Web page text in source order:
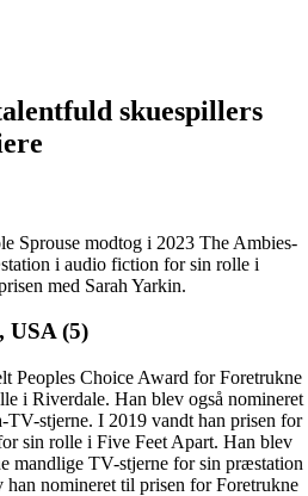
skuespillers
Sprouse modtog i 2023 The Ambies-
i audio fiction for sin rolle i
med Sarah Yarkin.
USA (5)
Peoples Choice Award for Foretrukne
i Riverdale. Han blev også nomineret
TV-stjerne. I 2019 vandt han prisen for
sin rolle i Five Feet Apart. Han blev
mandlige TV-stjerne for sin præstation
nomineret til prisen for Foretrukne